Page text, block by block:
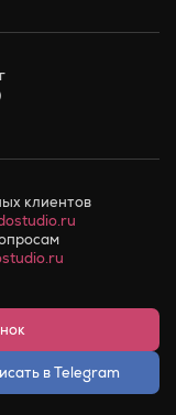
клиентов
в Telegram